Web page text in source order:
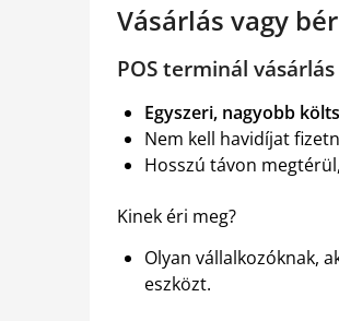
Vásárlás vagy
POS terminál vásárlás
Egyszeri, nagyobb
Nem kell havidíjat
Hosszú távon
Kinek éri meg?
Olyan vállalkozóknak,
eszközt.